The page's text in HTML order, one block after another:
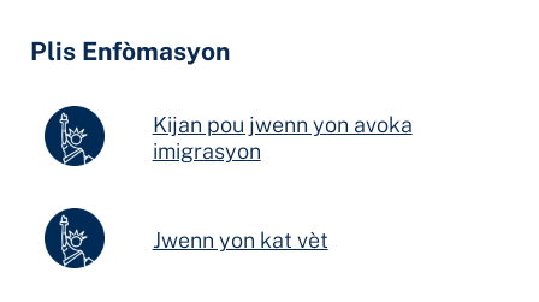
Plis Enfòmasyon
Kijan pou jwenn yon avoka
imigrasyon
Jwenn yon kat vèt